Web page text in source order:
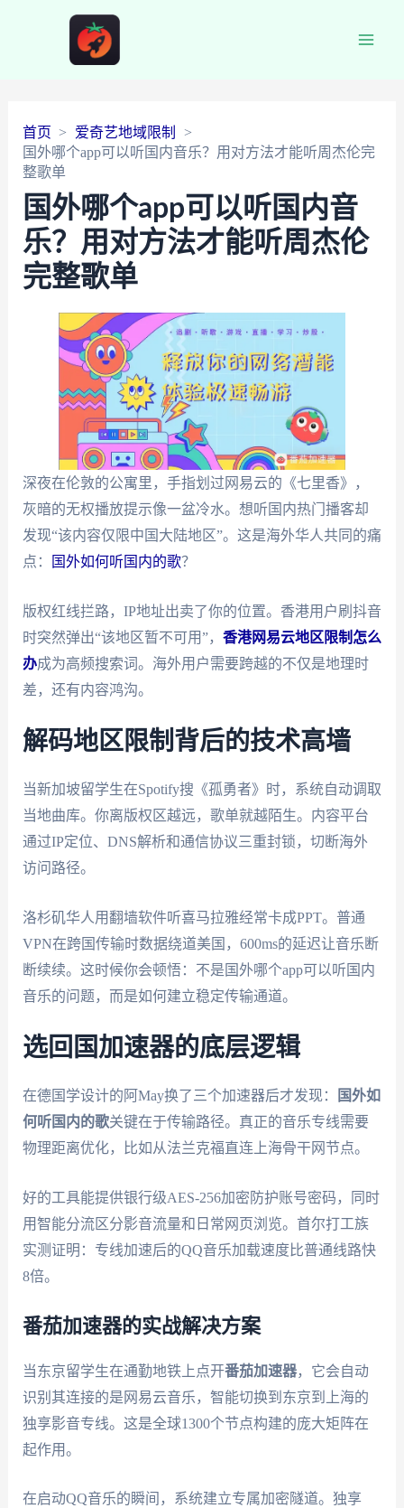
首页
爱奇艺地域限制
国外哪个app可以听国内音乐？用对方法才能听周杰伦完
整歌单
国外哪个app可以听国内音
乐？用对方法才能听周杰伦
完整歌单
深夜在伦敦的公寓里，手指划过网易云的《七里香》，
灰暗的无权播放提示像一盆冷水。想听国内热门播客却
发现“该内容仅限中国大陆地区”。这是海外华人共同的痛
点：
国外如何听国内的歌？
版权红线拦路，IP地址出卖了你的位置。香港用户刷抖音
时突然弹出“该地区暂不可用”， 香港网易云地区限制怎么
办成为高频搜索词。海外用户需要跨越的不仅是地理时
差，还有内容鸿沟。
解码地区限制背后的技术高墙
当新加坡留学生在Spotify搜《孤勇者》时，系统自动调取
当地曲库。你离版权区越远，歌单就越陌生。内容平台
通过IP定位、DNS解析和通信协议三重封锁，切断海外
访问路径。
洛杉矶华人用翻墙软件听喜马拉雅经常卡成PPT。普通
VPN在跨国传输时数据绕道美国，600ms的延迟让音乐断
断续续。这时候你会顿悟：不是国外哪个app可以听国内
音乐的问题，而是如何建立稳定传输通道。
选回国加速器的底层逻辑
在德国学设计的阿May换了三个加速器后才发现：
国外如
何听国内的歌关键在于传输路径。真正的音乐专线需要
物理距离优化，比如从法兰克福直连上海骨干网节点。
好的工具能提供银行级AES-256加密防护账号密码，同时
用智能分流区分影音流量和日常网页浏览。首尔打工族
实测证明：专线加速后的QQ音乐加载速度比普通线路快
8倍。
番茄加速器的实战解决方案
当东京留学生在通勤地铁上点开番茄加速器，它会自动
识别其连接的是网易云音乐，智能切换到东京到上海的
独享影音专线。这是全球1300个节点构建的庞大矩阵在
起作用。
在启动QQ音乐的瞬间，系统建立专属加密隧道。独享